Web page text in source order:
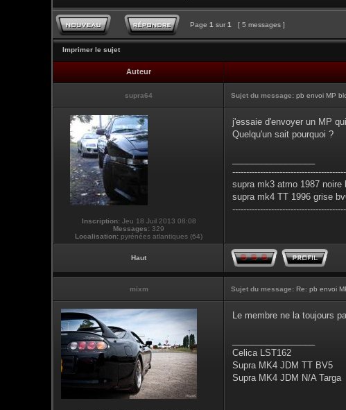
Page 1 sur 1 [ 5 messages ]
Imprimer le sujet
Auteur
supra64 Sujet du message: pb envoi MP
Inscription:Jeu 18 Juil 2013 08:08
Messages: 329
Localisation: pyrénées atlantiques (64)
j'essaie d'envoyer un MP
Quelqu'un sait pourquoi ?
supra mk3 atmo 1987 noire
supra mk4 TT 1996 grise
Haut
mixm Sujet du message: Re: pb envoi
Le membre ne la toujours
Celica LST162
Supra MK4 JDM TT BV5
Supra MK4 JDM N/A Targa